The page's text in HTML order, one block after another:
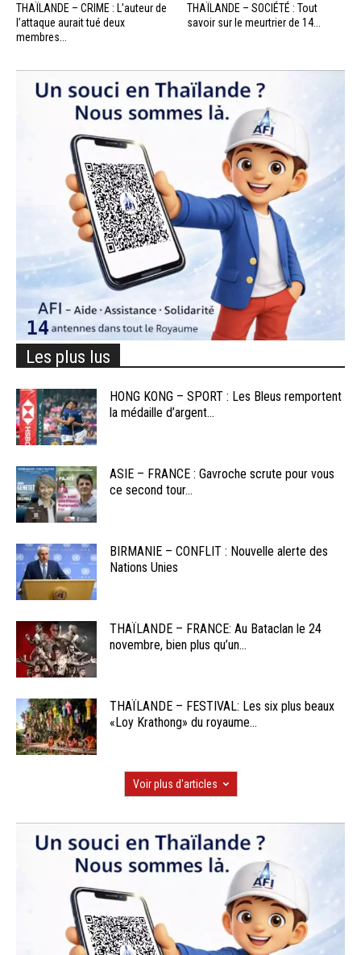
THAÏLANDE – CRIME : L’auteur de
l’attaque aurait tué deux
membres...
THAÏLANDE – SOCIÉTÉ : Tout
savoir sur le meurtrier de 14...
Les plus lus
HONG KONG – SPORT : Les Bleus remportent
la médaille d’argent...
ASIE – FRANCE : Gavroche scrute pour vous
ce second tour...
BIRMANIE – CONFLIT : Nouvelle alerte des
Nations Unies
THAÏLANDE – FRANCE: Au Bataclan le 24
novembre, bien plus qu’un...
THAÏLANDE – FESTIVAL: Les six plus beaux
«Loy Krathong» du royaume...
Voir plus d'articles